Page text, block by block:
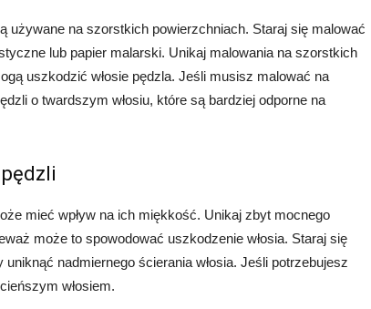
używane na szorstkich powierzchniach. Staraj się malować
lub papier malarski. Unikaj malowania na szorstkich
uszkodzić włosie pędzla. Jeśli musisz malować na
o twardszym włosiu, które są bardziej odporne na
mieć wpływ na ich miękkość. Unikaj zbyt mocnego
może to spowodować uszkodzenie włosia. Staraj się
nadmiernego ścierania włosia. Jeśli potrzebujesz
włosiem.